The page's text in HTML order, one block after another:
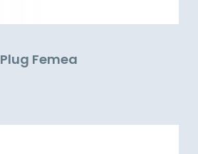
Plug Femea